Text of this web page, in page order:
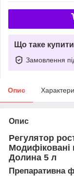
Що таке
Замовлення
Опис
Опис
Регулятор
Модифіковані
Долина 5 л
Препаративна